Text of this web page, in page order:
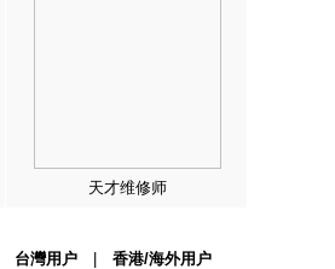
天才维修师
台灣用户 香港/海外用户